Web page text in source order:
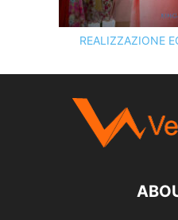
REALIZZAZIONE
SCOPRI I